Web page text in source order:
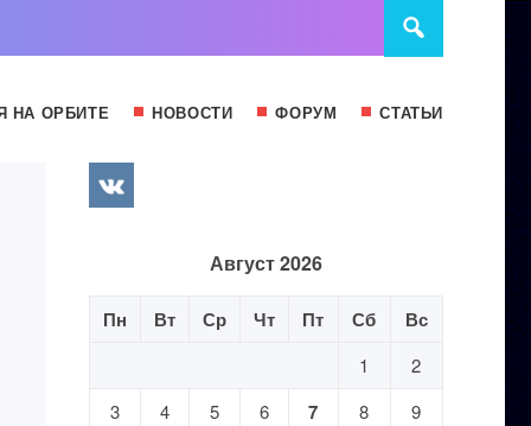
НА ОРБИТЕ НОВОСТИ ФОРУМ СТАТЬИ
Август 2026
Пн Вт Ср Чт Пт Сб Вс
1
2
3
4 5 6 7 8
9